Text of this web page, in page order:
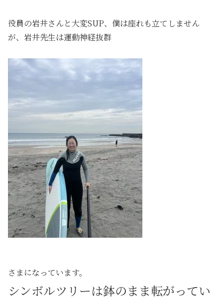
役員の岩井さんと大変SUP、僕は座れも立てしません
が、岩井先生は運動神経抜群
さまになっています。
シンボルツリーは鉢のまま転がってい